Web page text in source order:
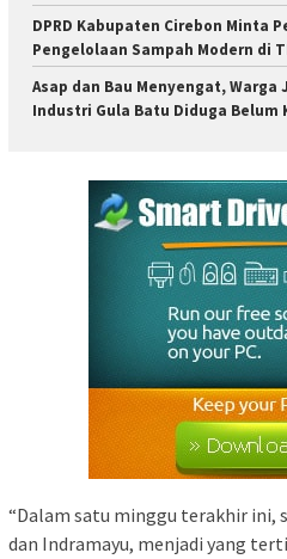
DPRD Kabupaten Cirebon Minta
Pengelolaan Sampah Modern di
Asap dan Bau Menyengat,
Industri Gula Batu Diduga Belum
“Dalam satu minggu terakhir ini,
dan Indramayu, menjadi yang